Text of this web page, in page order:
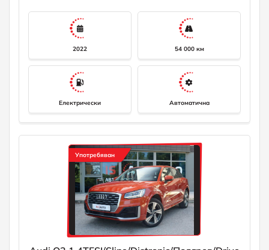
на водача: спирачен асистент (Audi pre sense front), система
за подпомагане на водача: предупреждение за напускане
на лентата на движение, електрически стъкла отпред и
отзад, прозрачно предно стъкло, велурени стелки за пода.
Ограничител на скоростта, пакет гланц, LED задни светлини,
високоволтова батерия 55 kWh бруто / 52 kWh нето,
интериорна облицовка: хаптични лакирани инкрустации,
черни, Isofix крепежни елементи за детски седалки на
предната пътническа и задната седалка, каросерия: 4-врата,
автоматичен климатик, система за въздушни възглавници за
главата (Sideguard), AC/DC заряден контакт, кабел за
зареждане с конектор тип 2 (Mode 3), вградено зарядно
въздушни възглавници, предна централна странична
въздушна възглавница (интерактивна въздушна
възглавница), тапицерия на седалките: Index плат,
стандартно окачване, 12V контакт в предната централна
конзола, дизайн на бронята: базов, зелено тонирано
топлоизолационно стъкло Лизинг! За повече информация
0882111021 info@isauto. net
2022 54 000 км
Електрически Автоматична
Употребяван